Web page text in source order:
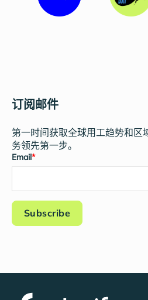
订阅邮件
第一时间获取全球用工趋势和区
务领先第一步。
Email*